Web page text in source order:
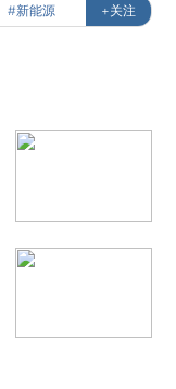
#新能源 +关注